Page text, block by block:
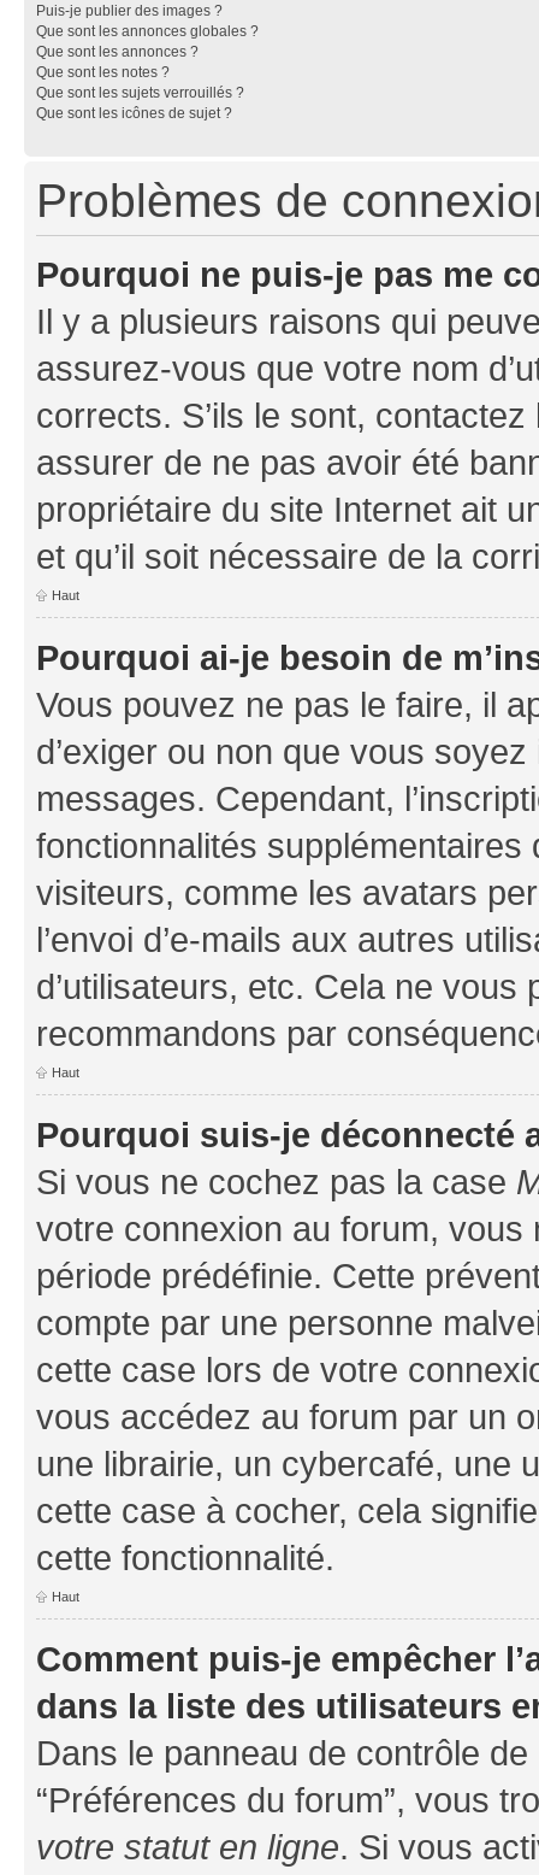
Puis-je publier des images ?
Que sont les annonces globales ?
Que sont les annonces ?
Que sont les notes ?
Que sont les sujets verrouillés ?
Que sont les icônes de sujet ?
Problèmes de
Pourquoi ne puis-je pas me
Il y a plusieurs raisons qui
assurez-vous que votre nom
corrects. S’ils le sont,
assurer de ne pas avoir été
propriétaire du site Internet ait
et qu’il soit nécessaire de la
Haut
Pourquoi ai-je besoin de
Vous pouvez ne pas le faire, il
d’exiger ou non que vous
messages. Cependant,
fonctionnalités
visiteurs, comme les avatars
l’envoi d’e-mails aux autres
d’utilisateurs, etc. Cela ne vous
recommandons par
Haut
Pourquoi suis-je déconnecté
Si vous ne cochez pas la case
votre connexion au forum,
période prédéfinie. Cette
compte par une personne
cette case lors de votre
vous accédez au forum par un
une librairie, un cybercafé, une
cette case à cocher, cela
cette fonctionnalité.
Haut
Comment puis-je empêcher
dans la liste des utilisateurs
Dans le panneau de contrôle
“Préférences du forum”, vous
votre statut en ligne. Si vous